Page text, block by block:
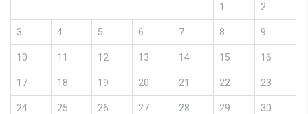
1 2
3 4 5 6 7 8 9
10 11 12 13 14 15 16
17 18 19 20 21 22 23
24 25 26 27 28 29 30